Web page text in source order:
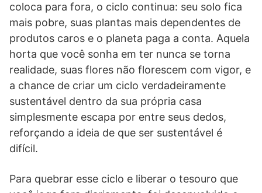
coloca para fora, o ciclo continua: seu solo fica
mais pobre, suas plantas mais dependentes de
produtos caros e o planeta paga a conta. Aquela
horta que você sonha em ter nunca se torna
realidade, suas flores não florescem com vigor, e
a chance de criar um ciclo verdadeiramente
sustentável dentro da sua própria casa
simplesmente escapa por entre seus dedos,
reforçando a ideia de que ser sustentável é
difícil.
Para quebrar esse ciclo e liberar o tesouro que